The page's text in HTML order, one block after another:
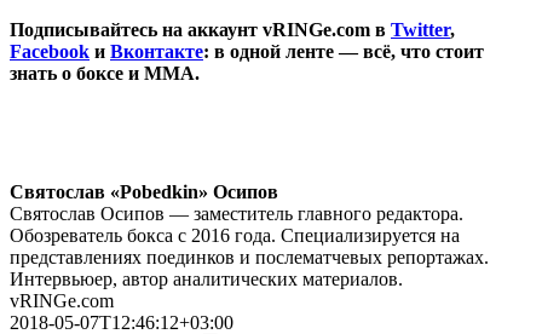
Подписывайтесь на аккаунт vRINGe.com в Twitter,
Facebook и Вконтакте: в одной ленте — всё, что стоит
знать о боксе и ММА.
Святослав «Pobedkin» Осипов
Святослав Осипов — заместитель главного редактора.
Обозреватель бокса с 2016 года. Специализируется на
представлениях поединков и послематчевых репортажах.
Интервьюер, автор аналитических материалов.
vRINGe.com
2018-05-07T12:46:12+03:00